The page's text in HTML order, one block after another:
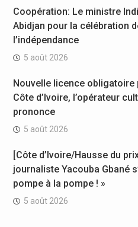
Coopération: Le ministre
Abidjan pour la célébration
l’indépendance
5 août 2026
Nouvelle licence obligatoire
Côte d’Ivoire, l’opérateur
prononce
5 août 2026
[Côte d’Ivoire/Hausse du
journaliste Yacouba Gbané
pompe à la pompe ! »
5 août 2026